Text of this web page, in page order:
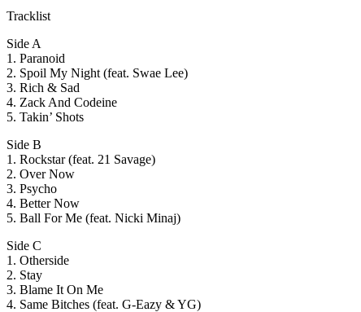
Tracklist
Side A
1. Paranoid
2. Spoil My Night (feat. Swae Lee)
3. Rich & Sad
4. Zack And Codeine
5. Takin’ Shots
Side B
1. Rockstar (feat. 21 Savage)
2. Over Now
3. Psycho
4. Better Now
5. Ball For Me (feat. Nicki Minaj)
Side C
1. Otherside
2. Stay
3. Blame It On Me
4. Same Bitches (feat. G-Eazy & YG)